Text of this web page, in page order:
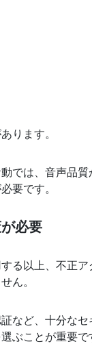
ります。
では、音声品
要です。
必要
る以上、不正ア
ん。
など、十分な
ぶことが重要で